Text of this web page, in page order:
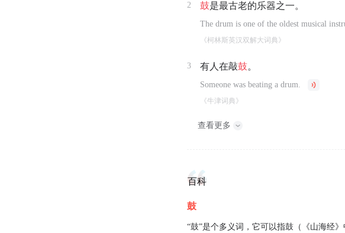
2 鼓是最古老的乐器之一。
The drum is one of the oldest musical
《柯林斯英汉双解大词典》
3 有人在敲鼓。
Someone was beating a drum.
《牛津词典》
查看更多
百科
鼓
“鼓”是个多义词，它可以指鼓（《山海经